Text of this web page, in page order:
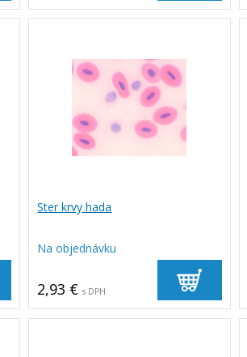
Ster krvy hada
Na objednávku
2,93 € s DPH